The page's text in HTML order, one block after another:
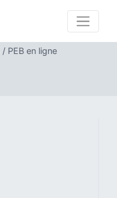
/ PEB en ligne